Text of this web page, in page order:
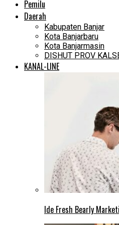
Pemilu
Daerah
Kabupaten Banjar
Kota Banjarbaru
Kota Banjarmasin
DISHUT PROV
KANAL-LINE
Ide Fresh Bearly